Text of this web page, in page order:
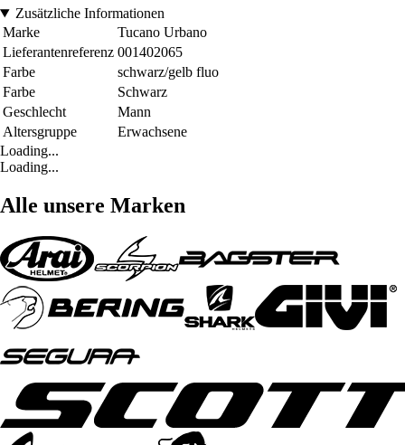
Zusätzliche Informationen
Marke
Tucano Urbano
Lieferantenreferenz 001402065
Farbe
schwarz/gelb fluo
Farbe
Schwarz
Geschlecht
Mann
Altersgruppe
Erwachsene
Loading...
Loading...
Alle unsere Marken